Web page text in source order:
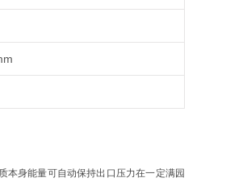
本身能量可自动保持出口压力在一定满园